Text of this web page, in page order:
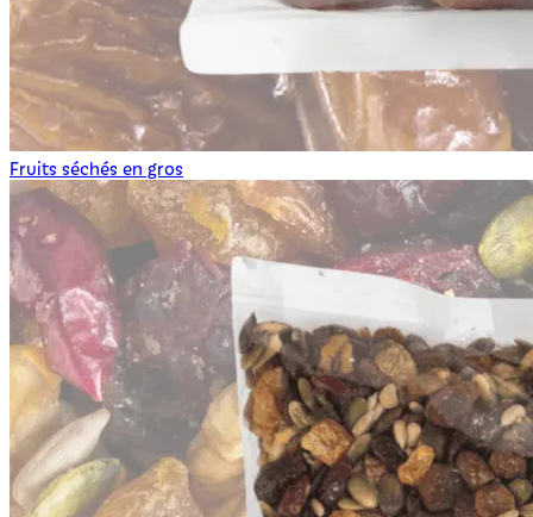
Fruits séchés en gros